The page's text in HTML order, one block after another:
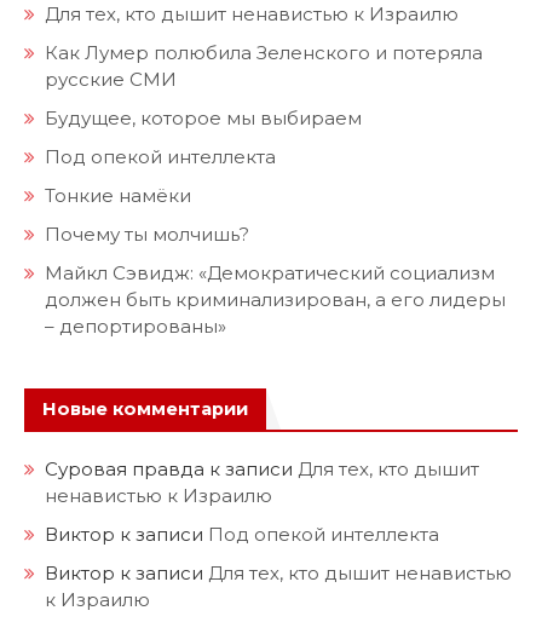
Для тех, кто дышит ненавистью к Израилю
Как Лумер полюбила Зеленского и потеряла
русские СМИ
Будущее, которое мы выбираем
Под опекой интеллекта
Тонкие намёки
Почему ты молчишь?
Майкл Сэвидж: «Демократический социализм
должен быть криминализирован, а его лидеры
– депортированы»
Новые комментарии
Суровая правда к записи Для тех, кто дышит
ненавистью к Израилю
Виктор к записи Под опекой интеллекта
Виктор к записи Для тех, кто дышит ненавистью
к Израилю